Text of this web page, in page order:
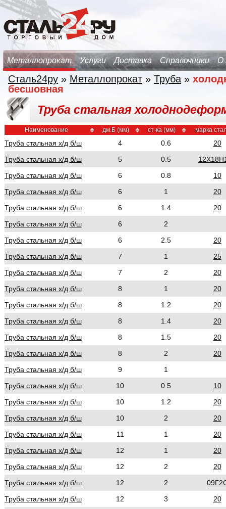
Металлопрокат Услуги Доставка Справочники О
Сталь24ру » Металлопрокат » Труба »
бесшовная
Труба стальная
Наименование дм.Б (мм) ст-ка (мм) марка
Труба стальная х/д б/ш 4 0.6
20
Труба стальная х/д б/ш
5 0.5
Труба стальная х/д б/ш
6 0.8
10
Труба стальная х/д б/ш
6 1
20
Труба стальная х/д б/ш
6 1.4
20
Труба стальная х/д б/ш
6
2
Труба стальная х/д б/ш
6 2.5
20
Труба стальная х/д б/ш
7 1
25
Труба стальная х/д б/ш
7 2
20
Труба стальная х/д б/ш
8 1
20
Труба стальная х/д б/ш
8 1.2
20
Труба стальная х/д б/ш
8 1.4
20
Труба стальная х/д б/ш
8 1.5
20
Труба стальная х/д б/ш
8 2
20
Труба стальная х/д б/ш
9
1
Труба стальная х/д б/ш
10 0.5
10
Труба стальная х/д б/ш
10 1.2
20
Труба стальная х/д б/ш
10 2
20
Труба стальная х/д б/ш
11 1
20
Труба стальная х/д б/ш
12 1
20
Труба стальная х/д б/ш
12 2
20
Труба стальная х/д б/ш
12 2
Труба стальная х/д б/ш
12 3
20